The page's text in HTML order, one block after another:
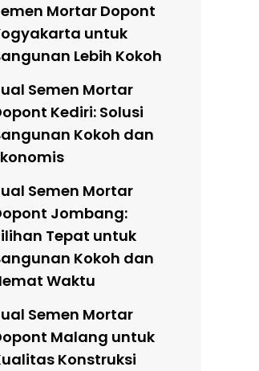
Mortar Dopont
untuk
Lebih Kokoh
Semen Mortar
Kediri: Solusi
Kokoh dan
Semen Mortar
Jombang:
Tepat untuk
Kokoh dan
Waktu
Semen Mortar
Malang untuk
Konstruksi